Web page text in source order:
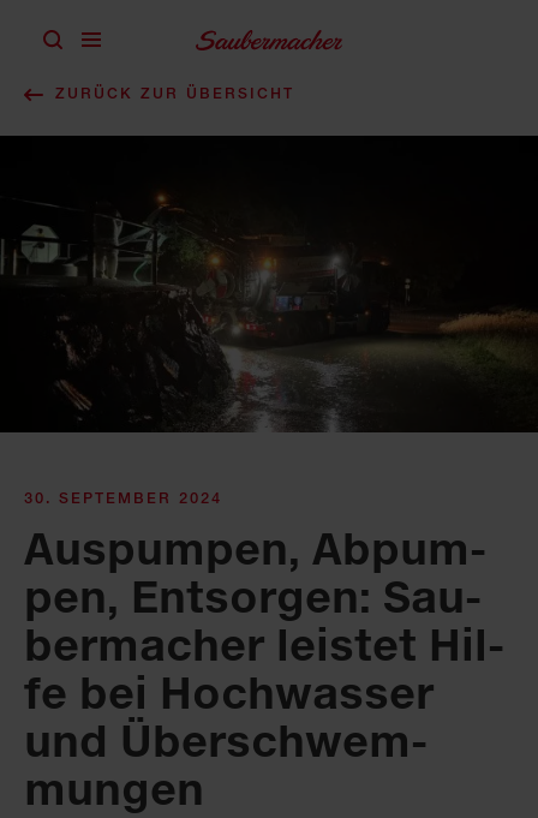
ZURÜCK ZUR ÜBERSICHT
30. SEPTEMBER 2024
Aus­pum­pen, Ab­pum­
pen, Ent­sor­gen: Sau­
ber­ma­cher leis­tet Hil­
fe bei Hoch­was­ser
und Über­schwem­
mun­gen